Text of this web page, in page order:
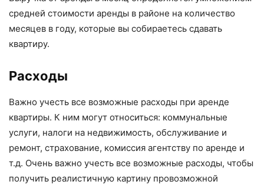
средней стоимости аренды в районе на количество
месяцев в году, которые вы собираетесь сдавать
квартиру.
Расходы
Важно учесть все возможные расходы при аренде
квартиры. К ним могут относиться: коммунальные
услуги, налоги на недвижимость, обслуживание и
ремонт, страхование, комиссия агентству по аренде и
т.д. Очень важно учесть все возможные расходы, чтобы
получить реалистичную картину провозможной